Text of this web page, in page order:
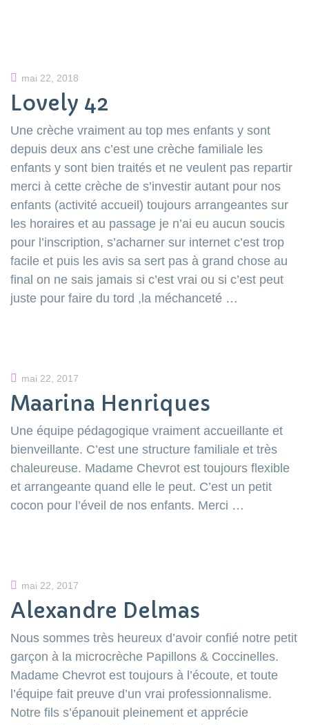
mai 22, 2018
Lovely 42
Une crèche vraiment au top mes enfants y sont
depuis deux ans c’est une crèche familiale les
enfants y sont bien traités et ne veulent pas repartir
merci à cette crèche de s’investir autant pour nos
enfants (activité accueil) toujours arrangeantes sur
les horaires et au passage je n’ai eu aucun soucis
pour l’inscription, s’acharner sur internet c’est trop
facile et puis les avis sa sert pas à grand chose au
final on ne sais jamais si c’est vrai ou si c’est peut
juste pour faire du tord ,la méchanceté …
mai 22, 2017
Maarina Henriques
Une équipe pédagogique vraiment accueillante et
bienveillante. C’est une structure familiale et très
chaleureuse. Madame Chevrot est toujours flexible
et arrangeante quand elle le peut. C’est un petit
cocon pour l’éveil de nos enfants. Merci …
mai 22, 2017
Alexandre Delmas
Nous sommes très heureux d’avoir confié notre petit
garçon à la microcrèche Papillons & Coccinelles.
Madame Chevrot est toujours à l’écoute, et toute
l’équipe fait preuve d’un vrai professionnalisme.
Notre fils s’épanouit pleinement et apprécie